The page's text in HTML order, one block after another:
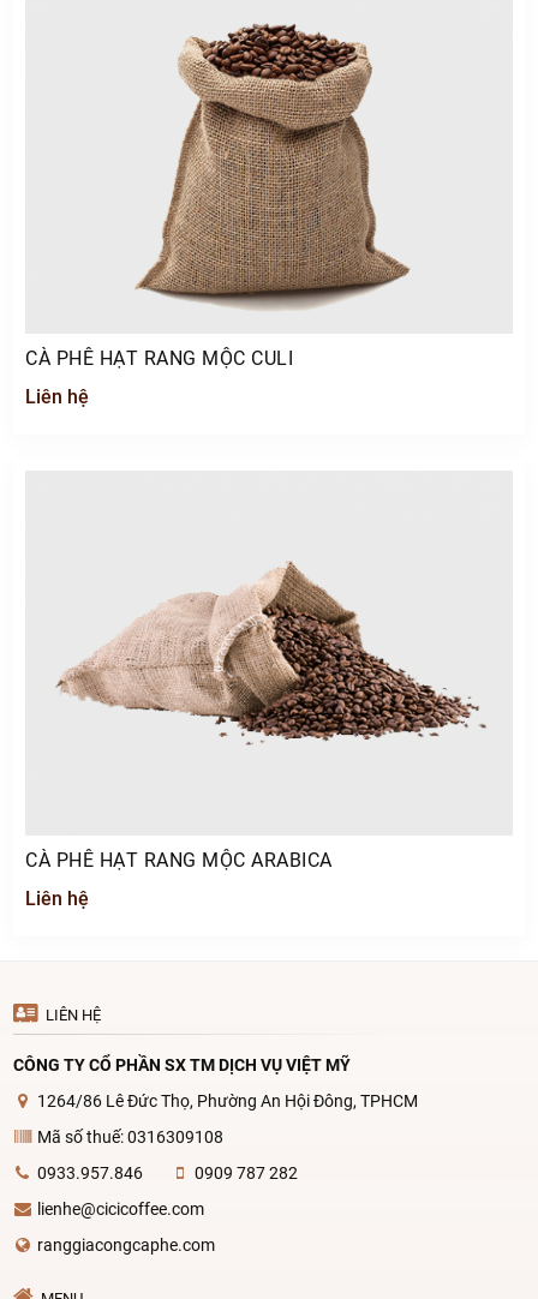
CÀ PHÊ HẠT RANG MỘC CULI
Liên hệ
CÀ PHÊ HẠT RANG MỘC ARABICA
Liên hệ
LIÊN HỆ
CÔNG TY CỔ PHẦN SX TM DỊCH VỤ VIỆT MỸ
1264/86 Lê Đức Thọ, Phường An Hội Đông, TPHCM
Mã số thuế: 0316309108
0933.957.846
0909 787 282
lienhe@cicicoffee.com
ranggiacongcaphe.com